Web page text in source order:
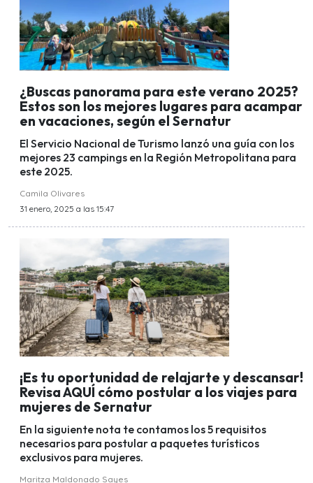
¿Buscas panorama para este verano 2025?
Estos son los mejores lugares para acampar
en vacaciones, según el Sernatur
El Servicio Nacional de Turismo lanzó una guía con los
mejores 23 campings en la Región Metropolitana para
este 2025.
Camila Olivares
31 enero, 2025 a las 15:47
¡Es tu oportunidad de relajarte y descansar!
Revisa AQUÍ cómo postular a los viajes para
mujeres de Sernatur
En la siguiente nota te contamos los 5 requisitos
necesarios para postular a paquetes turísticos
exclusivos para mujeres.
Maritza Maldonado Sayes